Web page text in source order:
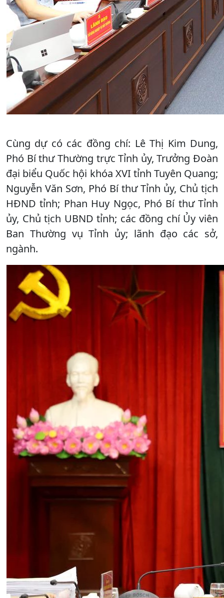
Cùng dự có các đồng chí: Lê Thị Kim Dung,
Phó Bí thư Thường trực Tỉnh ủy, Trưởng Đoàn
đại biểu Quốc hội khóa XVI tỉnh Tuyên Quang;
Nguyễn Văn Sơn, Phó Bí thư Tỉnh ủy, Chủ tịch
HĐND tỉnh; Phan Huy Ngọc, Phó Bí thư Tỉnh
ủy, Chủ tịch UBND tỉnh; các đồng chí Ủy viên
Ban Thường vụ Tỉnh ủy; lãnh đạo các sở,
ngành.